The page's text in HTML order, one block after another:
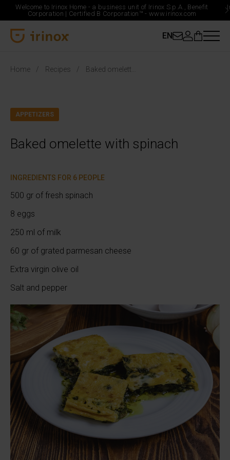
Welcome to Irinox Home - a business unit of Irinox S.p.A., Benefit
Corporation | Certified B Corporation™ - www.irinox.com
EN
Home Recipes
APPETIZERS
Baked omelette with spinach
INGREDIENTS FOR 6 PEOPLE
500 gr of fresh spinach
8 eggs
250 ml of milk
60 gr of grated parmesan cheese
Extra virgin olive oil
Salt and pepper